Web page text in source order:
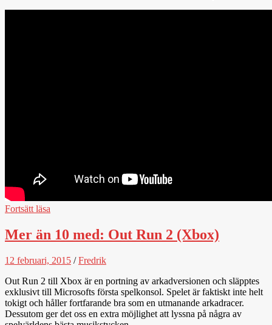
Fortsätt läsa
Mer än 10 med: Out Run 2 (Xbox)
12 februari, 2015 /Fredrik
Out Run 2 till Xbox är en portning av arkadversionen och släpptes
exklusivt till Microsofts första spelkonsol. Spelet är faktiskt inte helt
tokigt och håller fortfarande bra som en utmanande arkadracer.
Dessutom ger det oss en extra möjlighet att lyssna på några av